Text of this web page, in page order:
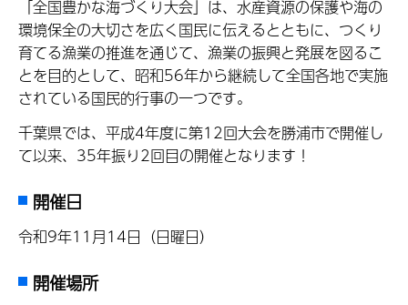
「全国豊かな海づくり大会」は、水産資源の保護や海の
環境保全の大切さを広く国民に伝えるとともに、つくり
育てる漁業の推進を通じて、漁業の振興と発展を図るこ
とを目的として、昭和56年から継続して全国各地で実施
されている国民的行事の一つです。
千葉県では、平成4年度に第12回大会を勝浦市で開催し
て以来、35年振り2回目の開催となります！
開催日
令和9年11月14日（日曜日）
開催場所